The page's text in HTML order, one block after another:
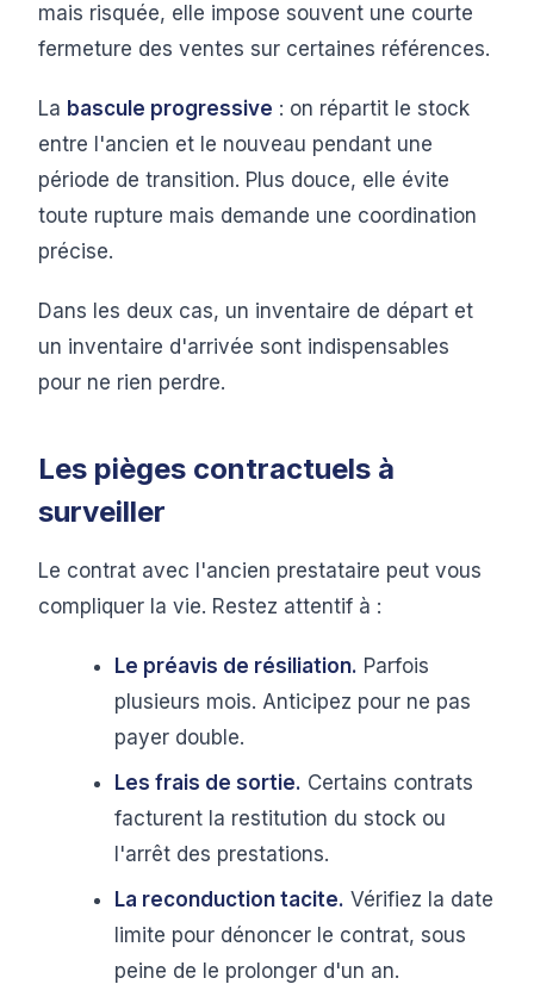
mais risquée, elle impose souvent une courte
fermeture des ventes sur certaines références.
La bascule progressive : on répartit le stock
entre l'ancien et le nouveau pendant une
période de transition. Plus douce, elle évite
toute rupture mais demande une coordination
précise.
Dans les deux cas, un inventaire de départ et
un inventaire d'arrivée sont indispensables
pour ne rien perdre.
Les pièges contractuels à
surveiller
Le contrat avec l'ancien prestataire peut vous
compliquer la vie. Restez attentif à :
Le préavis de résiliation. Parfois
plusieurs mois. Anticipez pour ne pas
payer double.
Les frais de sortie. Certains contrats
facturent la restitution du stock ou
l'arrêt des prestations.
La reconduction tacite. Vérifiez la date
limite pour dénoncer le contrat, sous
peine de le prolonger d'un an.